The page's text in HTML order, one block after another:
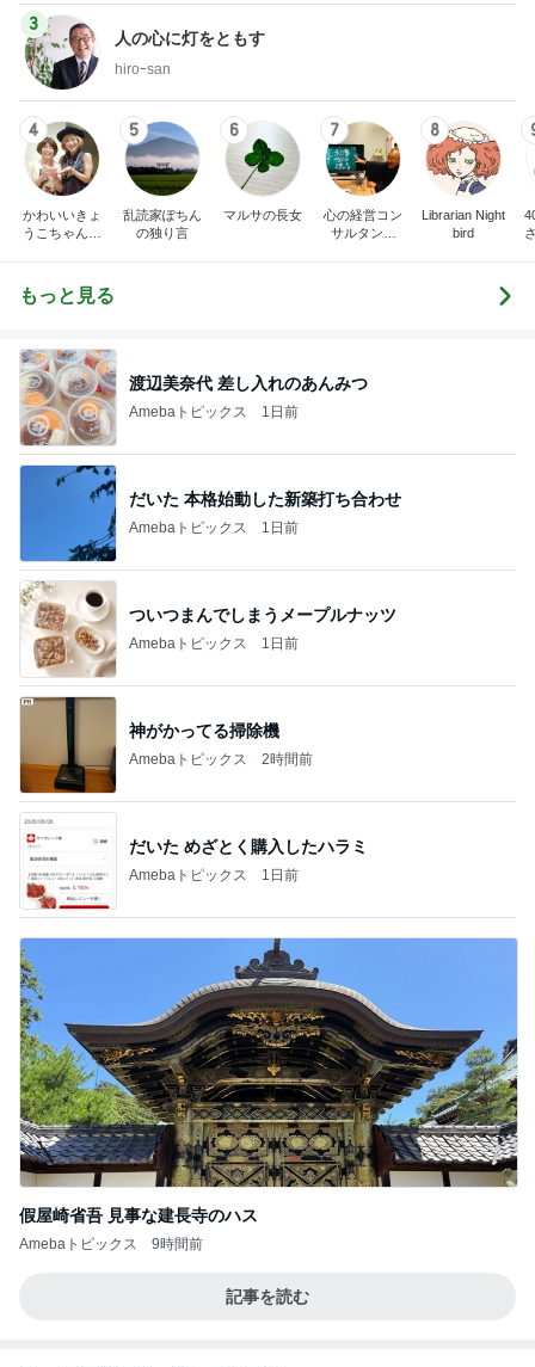
3
人の心に灯をともす
hiroｰsan
4
かわいいきょ
うこちゃんブ
5
乱読家ぽちん
の独り言
6
マルサの長女
7
心の経営コン
サルタント
8
Librarian Night
bird
もっと見る
渡辺美奈代 差し入れのあんみつ
Amebaトピックス 1日前
だいた 本格始動した新築打ち合わせ
Amebaトピックス 1日前
ついつまんでしまうメープルナッツ
Amebaトピックス 1日前
神がかってる掃除機
Amebaトピックス 2時間前
だいた めざとく購入したハラミ
Amebaトピックス 1日前
假屋崎省吾 見事な建長寺のハス
Amebaトピックス 9時間前
記事を読む